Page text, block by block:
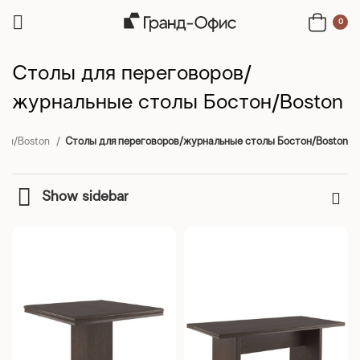
0
Столы для переговоров/
журнальные столы Бостон/Boston
Boston Столы для переговоров/журнальные столы Бостон/Boston
Show sidebar